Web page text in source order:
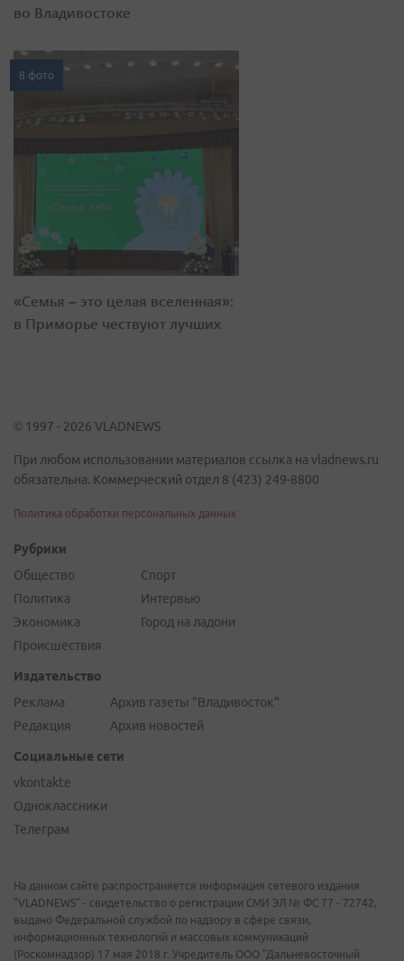
во Владивостоке
8 фото
«Семья – это целая вселенная»:
в Приморье чествуют лучших
© 1997 - 2026 VLADNEWS
При любом использовании материалов ссылка на vladnews.ru
обязательна. Коммерческий отдел 8 (423) 249-8800
Политика обработки персональных данных
Рубрики
Общество
Политика
Экономика
Происшествия
Спорт
Интервью
Город на ладони
Издательство
Реклама
Редакция
Архив газеты "Владивосток"
Архив новостей
Социальные сети
vkontakte
Одноклассники
Телеграм
На данном сайте распространяется информация сетевого издания
"VLADNEWS" - свидетельство о регистрации СМИ ЭЛ № ФС 77 - 72742,
выдано Федеральной службой по надзору в сфере связи,
информационных технологий и массовых коммуникаций
(Роскомнадзор) 17 мая 2018 г. Учредитель ООО "Дальневосточный